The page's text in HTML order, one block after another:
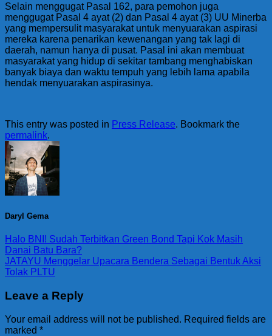
Selain menggugat Pasal 162, para pemohon juga
menggugat Pasal 4 ayat (2) dan Pasal 4 ayat (3) UU Minerba
yang mempersulit masyarakat untuk menyuarakan aspirasi
mereka karena penarikan kewenangan yang tak lagi di
daerah, namun hanya di pusat. Pasal ini akan membuat
masyarakat yang hidup di sekitar tambang menghabiskan
banyak biaya dan waktu tempuh yang lebih lama apabila
hendak menyuarakan aspirasinya.
This entry was posted in Press Release. Bookmark the
permalink.
Daryl Gema
Halo BNI! Sudah Terbitkan Green Bond Tapi Kok Masih
Danai Batu Bara?
JATAYU Menggelar Upacara Bendera Sebagai Bentuk Aksi
Tolak PLTU
Leave a Reply
Your email address will not be published. Required fields are
marked *